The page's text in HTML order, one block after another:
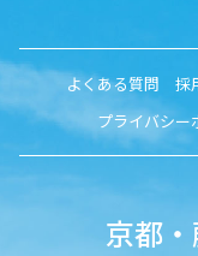
よくある質問 採
プライバシー
京都